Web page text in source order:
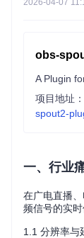
2026-04-07
obs-
项目地址：
spout2-
一、行业
在广电直播
频信号的实
1.1 分辨率与